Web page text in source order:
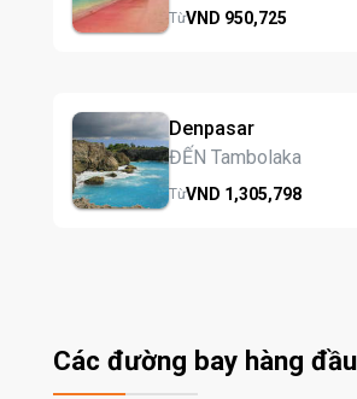
TừVND 950,725
Denpasar
ĐẾN Tambolaka
TừVND 1,305,798
Các đường bay hàng